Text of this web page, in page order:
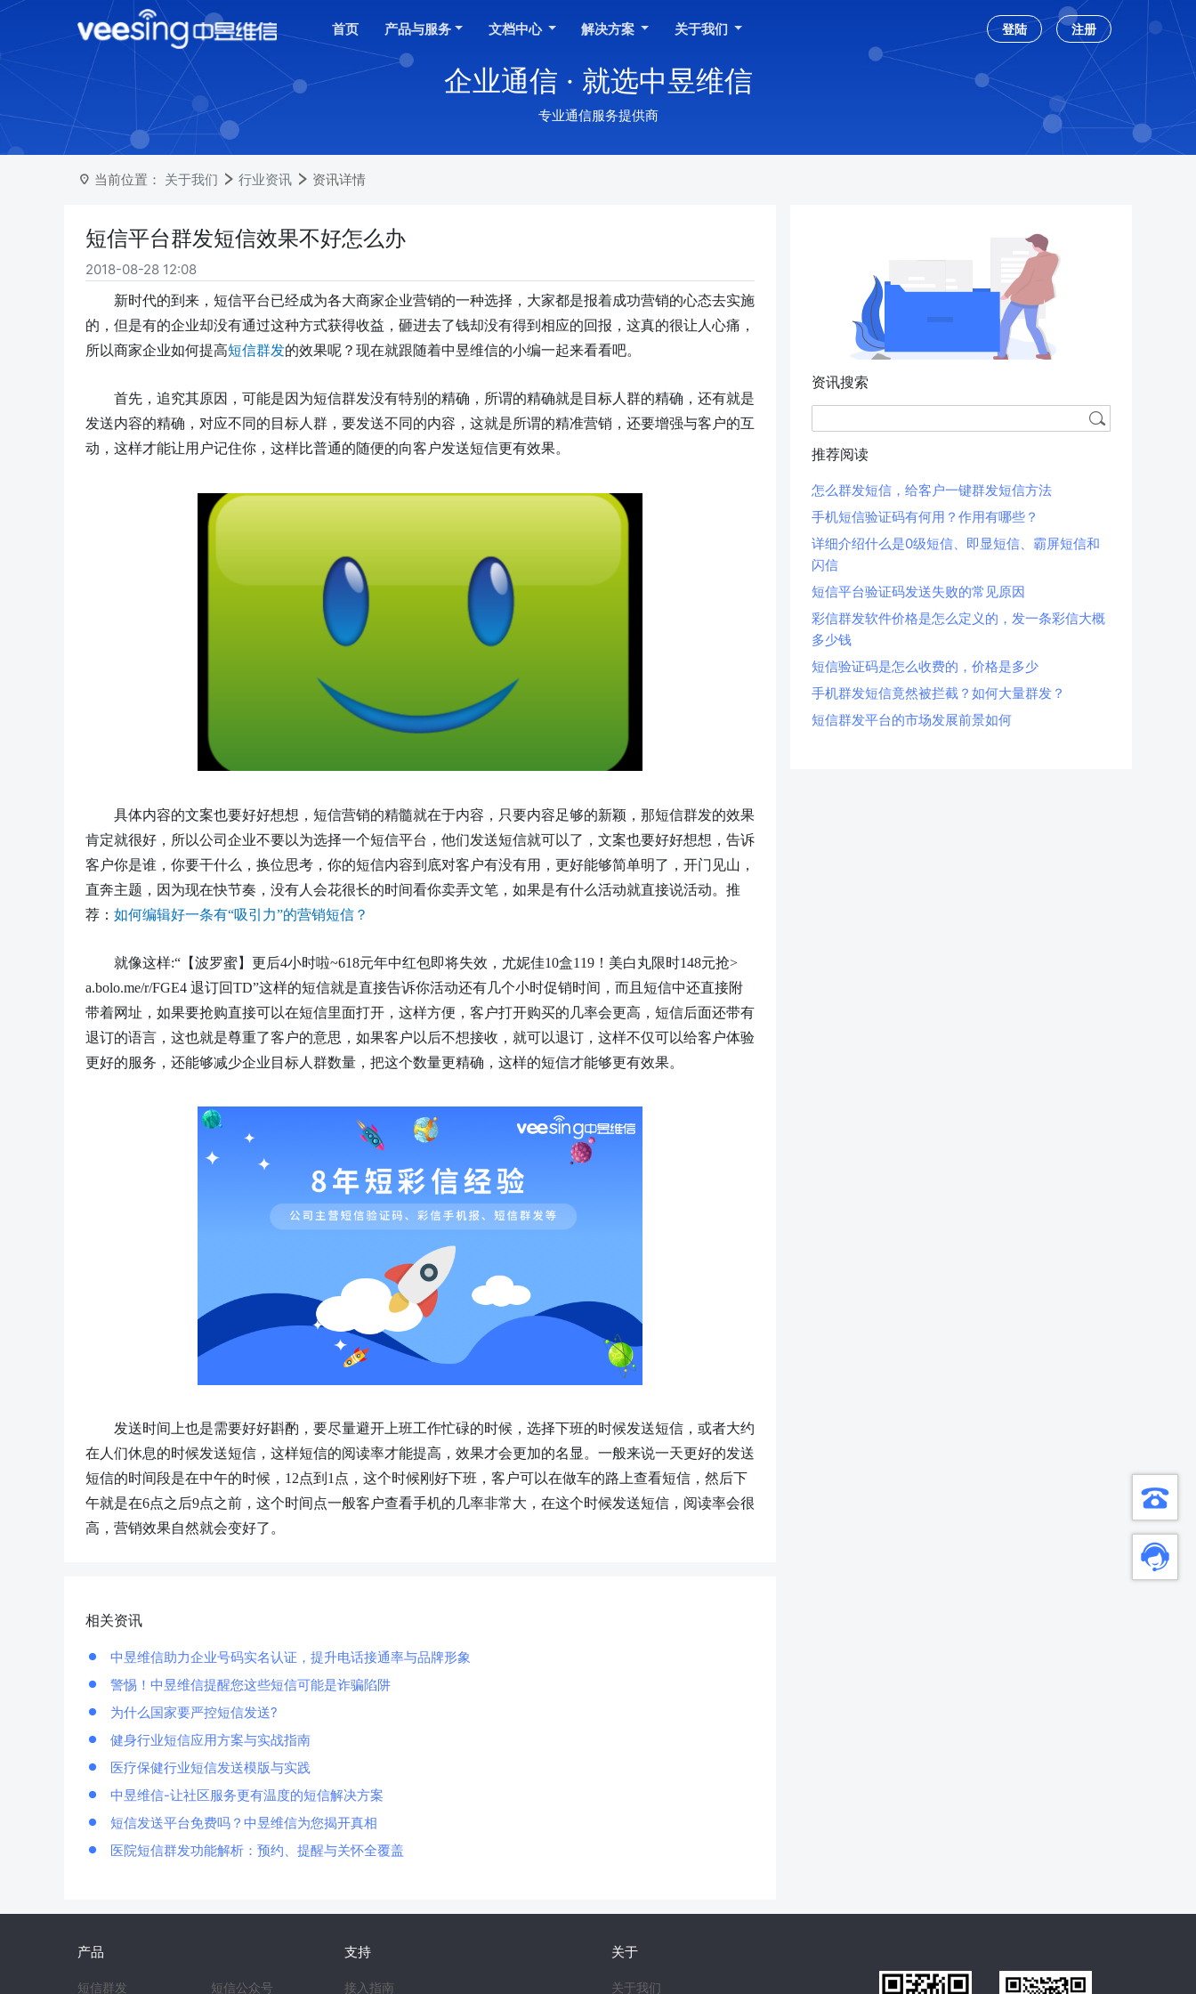
首页 产品与服务 文档中心 解决方案 关于我们 登陆 注册
企业通信 · 就选中昱维信
专业通信服务提供商
当前位置： 关于我们 行业资讯 资讯详情
短信平台群发短信效果不好怎么办
2018-08-28 12:08
新时代的到来，短信平台已经成为各大商家企业营销的一种选择 ，大家都是报着成功营销的心态去实施
的，但是有的企业却没有通过这种方式获得收益，砸进去了钱却没有得到相应的回报，这真的很让人心痛，
所以商家企业如何提高短信群发的效果呢？现在就跟随着中昱维信的小编一起来看看吧。
首先，追究其原因，可能是因为短信群发没有特别的精确，所谓的精确就是目标人群的精确，还有就是
发送内容的精确，对应不同的目标人群，要发送不同的内容，这就是所谓的精准营销，还要增强与客户的互
动，这样才能让用户记住你，这样比普通的随便的向客户发送短信更有效果。
具体内容的文案也要好好想想，短信营销的精髓就在于内容，只要内容足够的新颖，那短信群发的效果
肯定就很好，所以公司企业不要以为选择一个短信平台，他们发送短信就可以了，文案也要好好想想，告诉
客户你是谁，你要干什么，换位思考，你的短信内容到底对客户有没有用，更好能够简单明了，开门见山，
直奔主题，因为现在快节奏，没有人会花很长的时间看你卖弄文笔，如果是有什么活动就直接说活动。 推
荐： 如何编辑好一条有“吸引力”的营销短信？
就像这样:“【波罗蜜】更后4小时啦~618元年中红包即将失效，尤妮佳10盒119！美白丸限时148元抢>
a.bolo.me/r/FGE4 退订回TD”这样的短信就是直接告诉你活动还有几个小时促销时间，而且短信中还直接附
带着网址，如果要抢购直接可以在短信里面打开，这样方便，客户打开购买的几率会更高，短信后面还带有
退订的语言，这也就是尊重了客户的意思，如果客户以后不想接收，就可以退订，这样不仅可以给客户体验
更好的服务，还能够减少企业目标人群数量，把这个数量更精确，这样的短信才能够更有效果。
发送时间上也是需要好好斟酌，要尽量避开上班工作忙碌的时候，选择下班的时候发送短信，或者大约
在人们休息的时候发送短信，这样短信的阅读率才能提高，效果才会更加的名显。一般来说一天更好的发送
短信的时间段是在中午的时候， 12点到1点，这个时候刚好下班，客户可以在做车的路上查看短信，然后下
午就是在6点之后9点之前，这个时间点一般客户查看手机的几率非常大，在这个时候发送短信，阅读率会很
高，营销效果自然就会变好了。
相关资讯
中昱维信助力企业号码实名认证，提升电话接通率与品牌形象
警惕！中昱维信提醒您这些短信可能是诈骗陷阱
为什么国家要严控短信发送?
健身行业短信应用方案与实战指南
医疗保健行业短信发送模版与实践
中昱维信-让社区服务更有温度的短信解决方案
短信发送平台免费吗？中昱维信为您揭开真相
医院短信群发功能解析：预约、提醒与关怀全覆盖
资讯搜索
推荐阅读
怎么群发短信，给客户一键群发短信方法
手机短信验证码有何用？作用有哪些？
详细介绍什么是0级短信、即显短信、霸屏短信和
闪信
短信平台验证码发送失败的常见原因
彩信群发软件价格是怎么定义的，发一条彩信大概
多少钱
短信验证码是怎么收费的，价格是多少
手机群发短信竟然被拦截？如何大量群发？
短信群发平台的市场发展前景如何
产品
短信群发 短信公众号
支持
接入指南
关于
关于我们